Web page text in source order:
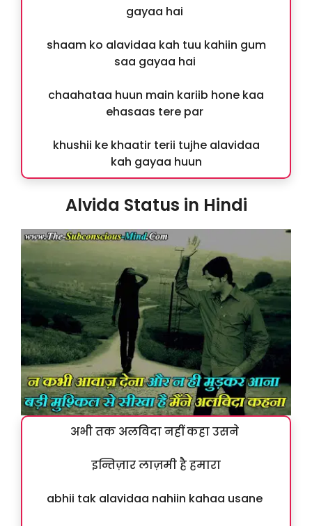
gayaa hai
shaam ko alavidaa kah tuu kahiin gum
saa gayaa hai
chaahataa huun main kariib hone kaa
ehasaas tere par
khushii ke khaatir terii tujhe alavidaa
kah gayaa huun
Alvida Status in Hindi
अभी तक अलविदा नहीं कहा उसने
इन्तिज़ार लाज़मी है हमारा
abhii tak alavidaa nahiin kahaa usane